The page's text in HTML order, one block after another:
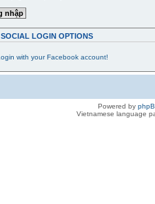
SOCIAL LOGIN OPTIONS
Powered by
Vietnamese language